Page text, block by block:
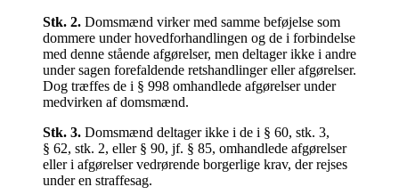
Stk. 2. Domsmænd virker med samme beføjelse som
dommere under hovedforhandlingen og de i forbindelse
med denne stående afgørelser, men deltager ikke i andre
under sagen forefaldende retshandlinger eller afgørelser.
Dog træffes de i § 998 omhandlede afgørelser under
medvirken af domsmænd.
Stk. 3. Domsmænd deltager ikke i de i § 60, stk. 3,
§ 62, stk. 2, eller § 90, jf. § 85, omhandlede afgørelser
eller i afgørelser vedrørende borgerlige krav, der rejses
under en straffesag.